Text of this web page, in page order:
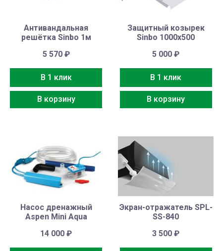
Антивандальная
решётка Sinbo 1м
5 570 ₽
В 1 клик
В корзину
Защитный козырек
Sinbo 1000х500
5 000₽
В 1 клик
В корзину
Насос дренажный
Aspen Mini Aqua
14 000₽
Экран-отражатель SPL-
SS-840
3 500₽